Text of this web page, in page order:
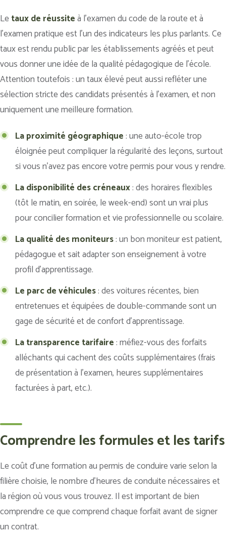
Letaux de réussiteà l’examen du code de la route et à
l’examen pratique est l’un des indicateurs les plus parlants. Ce
taux est rendu public par les établissements agréés et peut
vous donner une idée de la qualité pédagogique de l’école.
Attention toutefois : un taux élevé peut aussi refléter une
sélection stricte des candidats présentés à l’examen, et non
uniquement une meilleure formation.
La proximité géographique : une auto-école trop
éloignée peut compliquer la régularité des leçons, surtout
si vous n’avez pas encore votre permis pour vous y rendre.
La disponibilité des créneaux: des horaires flexibles
(tôt le matin, en soirée, le week-end) sont un vrai plus
pour concilier formation et vie professionnelle ou scolaire.
La qualité des moniteurs: un bon moniteur est patient,
pédagogue et sait adapter son enseignement à votre
profil d’apprentissage.
Le parc de véhicules: des voitures récentes, bien
entretenues et équipées de double-commande sont un
gage de sécurité et de confort d’apprentissage.
La transparence tarifaire : méfiez-vous des forfaits
alléchants qui cachent des coûts supplémentaires (frais
de présentation à l’examen, heures supplémentaires
facturées à part, etc.).
Comprendre les formules et les tarifs
Le coût d’une formation au permis de conduire varie selon la
filière choisie, le nombre d’heures de conduite nécessaires et
la région où vous vous trouvez. Il est important de bien
comprendre ce que comprend chaque forfait avant de signer
un contrat.